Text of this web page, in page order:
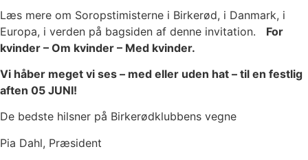
Læs mere om Soropstimisterne i Birkerød, i Danmark, i
Europa, i verden på bagsiden af denne invitation. For
kvinder – Om kvinder – Med kvinder.
Vi håber meget vi ses – med eller uden hat – til en festlig
aften 05 JUNI!
De bedste hilsner på Birkerødklubbens vegne
Pia Dahl, Præsident